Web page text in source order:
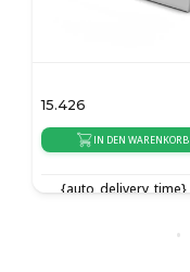
15.426
IN DEN WARENKORB
{auto_delivery_time}